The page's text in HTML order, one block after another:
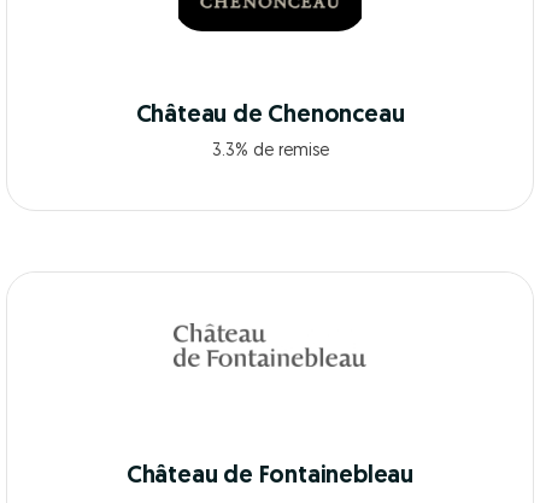
Château de Chenonceau
3.3% de remise
Château de Fontainebleau